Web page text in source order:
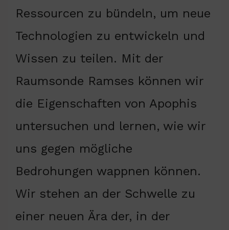
Ressourcen zu bündeln, um neue
Technologien zu entwickeln und
Wissen zu teilen. Mit der
Raumsonde Ramses können wir
die Eigenschaften von Apophis
untersuchen und lernen, wie wir
uns gegen mögliche
Bedrohungen wappnen können.
Wir stehen an der Schwelle zu
einer neuen Ära der, in der